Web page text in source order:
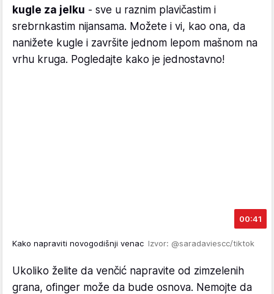
kugle za jelku - sve u raznim plavičastim i
srebrnkastim nijansama. Možete i vi, kao ona, da
nanižete kugle i završite jednom lepom mašnom na
vrhu kruga. Pogledajte kako je jednostavno!
00:41
Kako napraviti novogodišnji venac Izvor: @saradaviescc/tiktok
Ukoliko želite da venčić napravite od zimzelenih
grana, ofinger može da bude osnova. Nemojte da